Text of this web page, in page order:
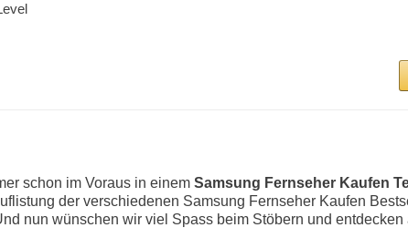
schon im Voraus in einem Samsung Fernseher Kaufen
der verschiedenen Samsung Fernseher Kaufen
nun wünschen wir viel Spass beim Stöbern und entdecken